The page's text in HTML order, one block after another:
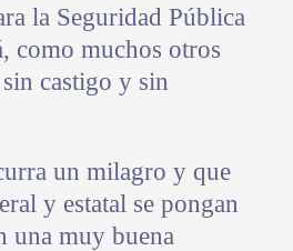
la Seguridad Pública
como muchos otros
castigo y sin
un milagro y que
y estatal se pongan
una muy buena